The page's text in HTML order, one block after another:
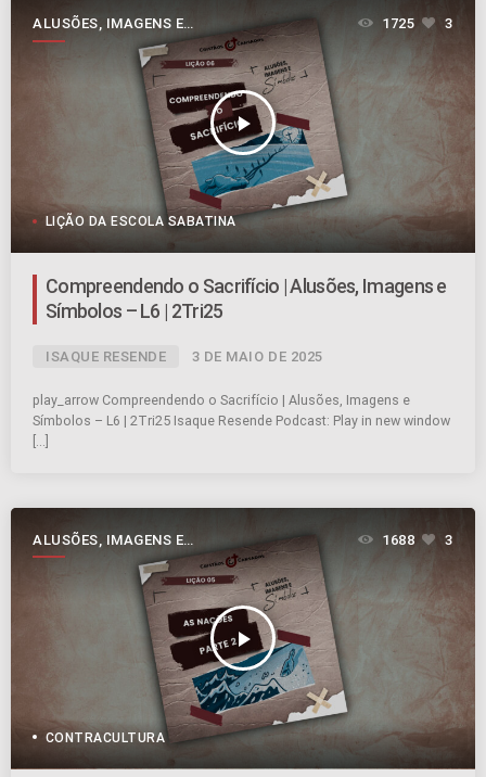
ALUSÕES, IMAGENS E
SÍMBOLOS
play_arrow
1725 3
LIÇÃO DA ESCOLA SABATINA
Compreendendo o Sacrifício | Alusões, Imagens e
Símbolos – L6 | 2Tri25
ISAQUE RESENDE 3 DE MAIO DE 2025
play_arrow Compreendendo o Sacrifício | Alusões, Imagens e
Símbolos – L6 | 2Tri25 Isaque Resende Podcast: Play in new window
ALUSÕES, IMAGENS E
SÍMBOLOS
play_arrow
1688 3
CONTRACULTURA